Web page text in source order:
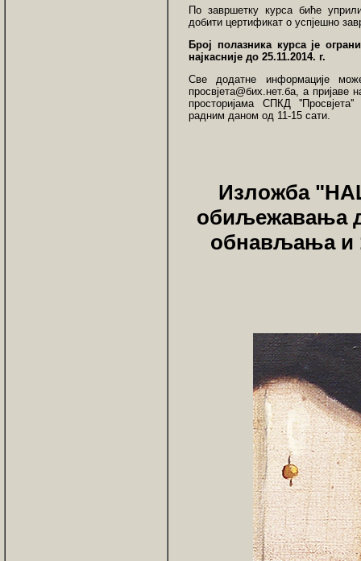
По завршетку курса биће
добити цертификат о успјешно
Број полазника курса је
најкасније до 25.11.2014. г.
Све додатне информације
просвјета@бих.нет.ба, а
просторијама СПКД
радним даном од 11-15 сати.
Изложба
обиљежавања
обнављања и